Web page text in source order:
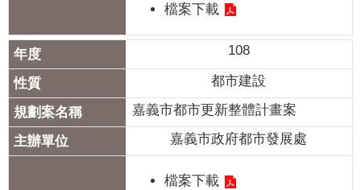
公
告
機
關
網
站
檔案下載
108
都市建設
嘉義市都市更新整體計畫案
嘉義市政府都市發展處
檔案下載